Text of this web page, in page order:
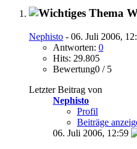
Nephisto - 06. Juli 2006,
Antworten: 0
Hits: 29.805
Bewertung0 / 5
Letzter Beitrag von
Nephisto
Profil
Beiträge
06. Juli 2006, 12:59